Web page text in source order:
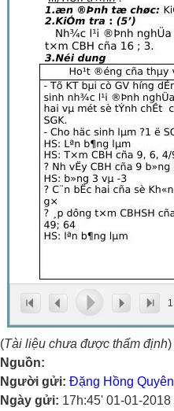
1
(Tài liệu chưa được thẩm định)
Nguồn:
Người gửi: Đặng Hồng Quyên
Ngày gửi: 17h:45' 01-01-2018